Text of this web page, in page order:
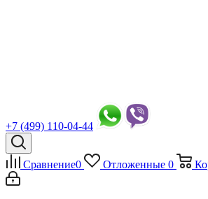
+7 (499) 110-04-44
Сравнение0 Отложенные 0